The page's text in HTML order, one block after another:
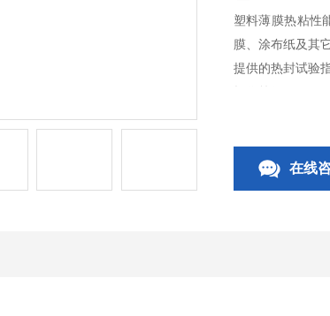
塑料薄膜热粘性
膜、涂布纸及其
提供的热封试验
操作简便。
在线